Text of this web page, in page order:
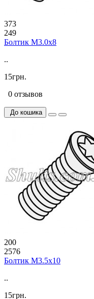
373
249
Болтик М3.0х8
..
15грн.
0 отзывов
До кошика
200
2576
Болтик М3.5х10
..
15грн.